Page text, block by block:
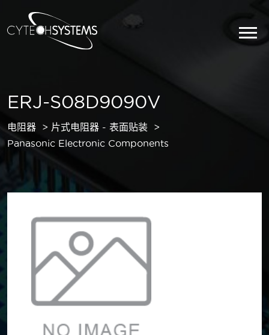
ERJ-S08D9090V
电阻器
片式电阻器 - 表面贴装
Panasonic Electronic Components